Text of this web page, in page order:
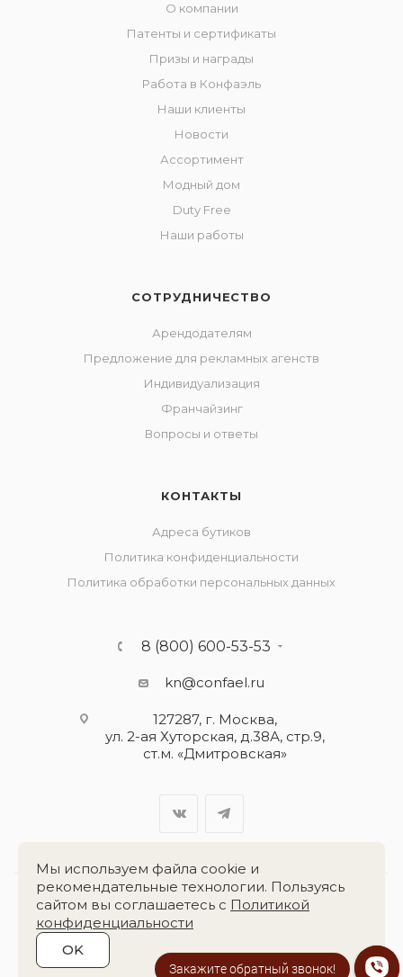
О компании
Патенты и сертификаты
Призы и награды
Работа в Конфаэль
Наши клиенты
Новости
Ассортимент
Модный дом
Duty Free
Наши работы
СОТРУДНИЧЕСТВО
Арендодателям
Предложение для рекламных агенств
Индивидуализация
Франчайзинг
Вопросы и ответы
КОНТАКТЫ
Адреса бутиков
Политика конфиденциальности
Политика обработки персональных данных
8 (800) 600-53-53
kn@confael.ru
127287, г. Москва,
ул. 2-ая Хуторская, д.38А, стр.9,
ст.м. «Дмитровская»
Разработка сайта:
2026 © Группа компаний«Конфаэль»
Мы используем файла cookie и
рекомендательные технологии. Пользуясь
сайтом вы соглашаетесь с Политикой
конфиденциальности
OK
Закажите обратный звонок!